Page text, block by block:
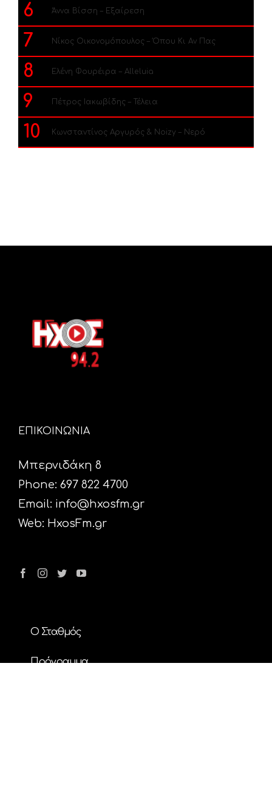
6 Άννα Βίσση – Εξαίρεση
7 Νίκος Οικονομόπουλος – Όπου Κι Αν Πας
8 Ελένη Φουρέιρα – Alleluia
9 Πέτρος Ιακωβίδης – Τέλεια
10 Κωνσταντίνος Αργυρός & Noizy – Νερό
ΕΠΙΚΟΙΝΩΝΙΑ
Μπερνιδάκη 8
Phone: 697 822 4700
Email: info@hxosfm.gr
Web: HxosFm.gr
Ο Σταθμός
Πρόγραμμα